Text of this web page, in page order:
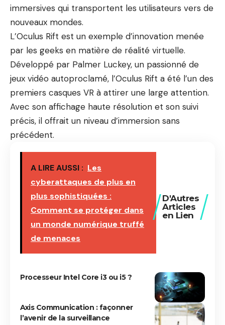
immersives qui transportent les utilisateurs vers de
nouveaux mondes.
L’Oculus Rift est un exemple d’innovation menée
par les geeks en matière de réalité virtuelle.
Développé par Palmer Luckey, un passionné de
jeux vidéo autoproclamé, l’Oculus Rift a été l’un des
premiers casques VR à attirer une large attention.
Avec son affichage haute résolution et son suivi
précis, il offrait un niveau d’immersion sans
précédent.
A LIRE AUSSI : Les
cyberattaques de plus en
plus sophistiquées :
Comment se protéger dans
un monde numérique truffé
de menaces
D'Autres
Articles
en Lien
Processeur Intel Core i3 ou i5 ?
Axis Communication : façonner
l’avenir de la surveillance